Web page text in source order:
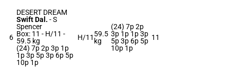
6
DESERT DREAM
Swift Dal. -S
Spencer
Box: 11 - H/11 -
59.5 kg
(24) 7p 2p 3p 1p
1p 3p 5p 3p 6p 5p
10p 1p
H/11 59.5
kg
(24) 7p 2p
3p 1p 1p 3p
5p 3p 6p 5p
10p 1p
11